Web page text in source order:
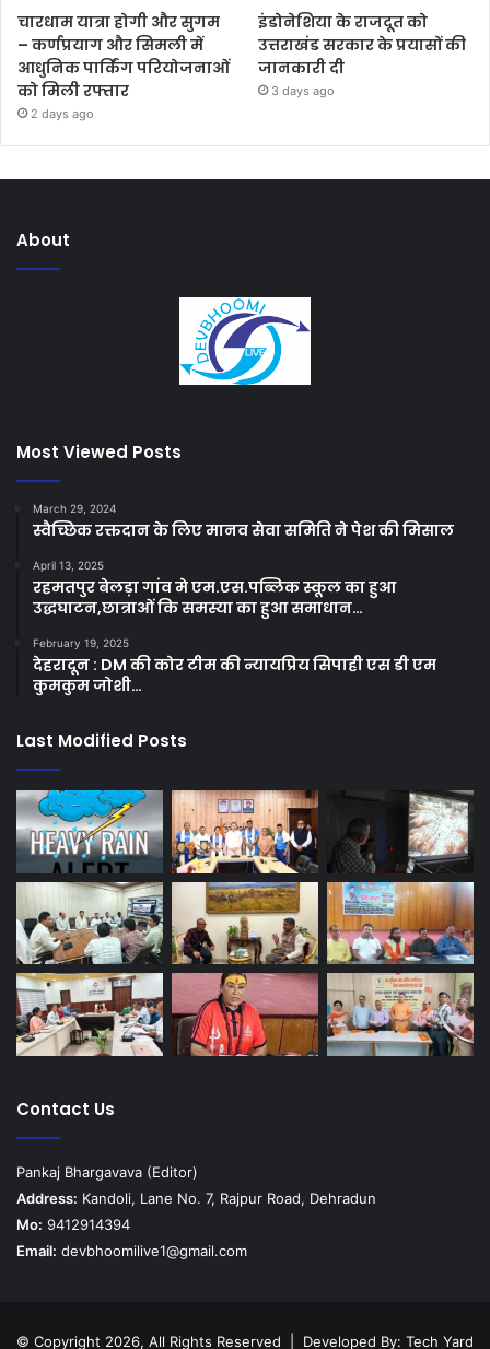
चारधाम यात्रा होगी और सुगम
– कर्णप्रयाग और सिमली में
आधुनिक पार्किंग परियोजनाओं
को मिली रफ्तार
2 days ago
इंडोनेशिया के राजदूत को
उत्तराखंड सरकार के प्रयासों की
जानकारी दी
3 days ago
About
Most Viewed Posts
March 29, 2024
स्वैच्छिक रक्तदान के लिए मानव सेवा समिति ने पेश की मिसाल
April 13, 2025
रहमतपुर बेलड़ा गांव मे एम.एस.पब्लिक स्कूल का हुआ
उद्धघाटन,छात्राओं कि समस्या का हुआ समाधान…
February 19, 2025
देहरादून : DM की कोर टीम की न्यायप्रिय सिपाही एस डी एम
कुमकुम जोशी…
Last Modified Posts
Contact Us
Pankaj Bhargavava (Editor)
Address: Kandoli, Lane No. 7, Rajpur Road, Dehradun
Mo: 9412914394
Email: devbhoomilive1@gmail.com
© Copyright 2026, All Rights Reserved | Developed By: Tech Yard